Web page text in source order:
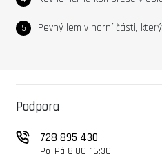
Pevný lem v horní části,
Podpora
728 895 430
Po–Pá 8:00–16:30